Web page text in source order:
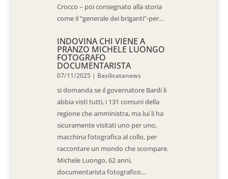
Crocco – poi consegnato alla storia
come il “generale dei briganti”-per...
INDOVINA CHI VIENE A
PRANZO MICHELE LUONGO
FOTOGRAFO
DOCUMENTARISTA
07/11/2025 | Basilicatanews
si domanda se il governatore Bardi li
abbia visti tutti, i 131 comuni della
regione che amministra, ma lui li ha
sicuramente visitati uno per uno,
macchina fotografica al collo, per
raccontare un mondo che scompare.
Michele Luongo, 62 anni,
documentarista fotografico...